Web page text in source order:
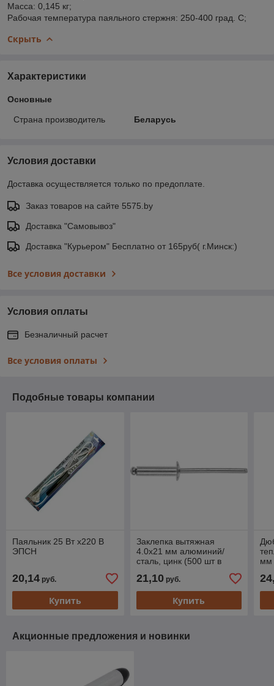
Масса: 0,145 кг;
Рабочая температура паяльного стержня: 250-400 град. С;
Скрыть
Характеристики
Основные
Страна производитель Беларусь
Условия доставки
Доставка осуществляется только по предоплате.
Заказ товаров на сайте 5575.by
Доставка "Самовывоз"
Доставка "Курьером" Бесплатно от 165руб( г.Минск:)
Все условия доставки
Условия оплаты
Безналичный расчет
Все условия оплаты
Подобные товары компании
Паяльник 25 Вт х220 В
ЭПСН
20,14 руб.
Купить
Заклепка вытяжная
4.0х21 мм алюминий/
сталь, цинк (500 шт в
21,10руб.
Купить
мм
Акционные предложения и новинки